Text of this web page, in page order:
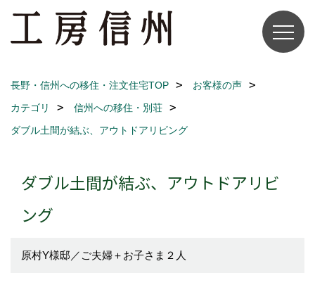
長野・信州への移住・注文住宅TOP
お客様の声
カテゴリ
信州への移住・別荘
ダブル土間が結ぶ、アウトドアリビング
ダブル土間が結ぶ、アウトドアリビ
ング
原村Y様邸／ご夫婦＋お子さま２人